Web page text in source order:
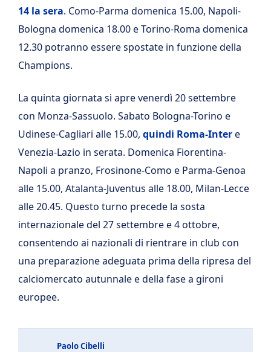
14 la sera. Como-Parma domenica 15.00, Napoli-
Bologna domenica 18.00 e Torino-Roma domenica
12.30 potranno essere spostate in funzione della
Champions.
La quinta giornata si apre venerdì 20 settembre
con Monza-Sassuolo. Sabato Bologna-Torino e
Udinese-Cagliari alle 15.00, quindi Roma-Intere
Venezia-Lazio in serata. Domenica Fiorentina-
Napoli a pranzo, Frosinone-Como e Parma-Genoa
alle 15.00, Atalanta-Juventus alle 18.00, Milan-Lecce
alle 20.45. Questo turno precede la sosta
internazionale del 27 settembre e 4 ottobre,
consentendo ai nazionali di rientrare in club con
una preparazione adeguata prima della ripresa del
calciomercato autunnale e della fase a gironi
europee.
Paolo Cibelli